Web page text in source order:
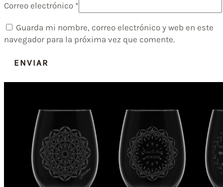
Correo electrónico *
Guarda mi nombre, correo electrónico y web en este
navegador para la próxima vez que comente.